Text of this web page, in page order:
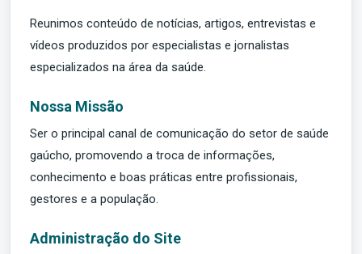
Reunimos conteúdo de notícias, artigos, entrevistas e
vídeos produzidos por especialistas e jornalistas
especializados na área da saúde.
Nossa Missão
Ser o principal canal de comunicação do setor de saúde
gaúcho, promovendo a troca de informações,
conhecimento e boas práticas entre profissionais,
gestores e a população.
Administração do Site